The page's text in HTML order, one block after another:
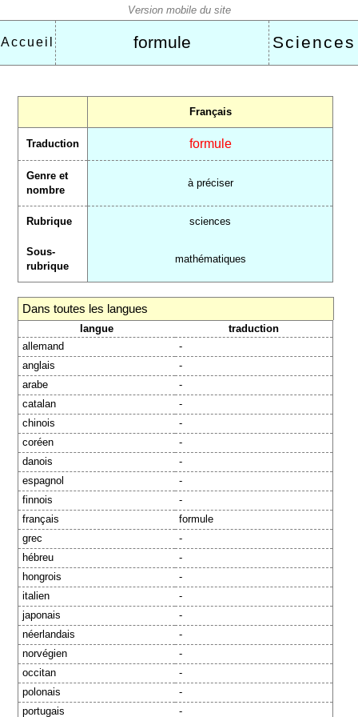
Accueil formule Sciences
Français
Traduction formule
Genre et
nombre
à préciser
Rubrique sciences
Sous-
rubrique
mathématiques
Dans toutes les langues
langue
traduction
allemand
-
anglais
-
arabe
-
catalan
-
chinois
-
coréen
-
danois
-
espagnol
-
finnois
-
français
formule
grec
-
hébreu
-
hongrois
-
italien
-
japonais
-
néerlandais
-
norvégien
-
occitan
-
polonais
-
portugais
-